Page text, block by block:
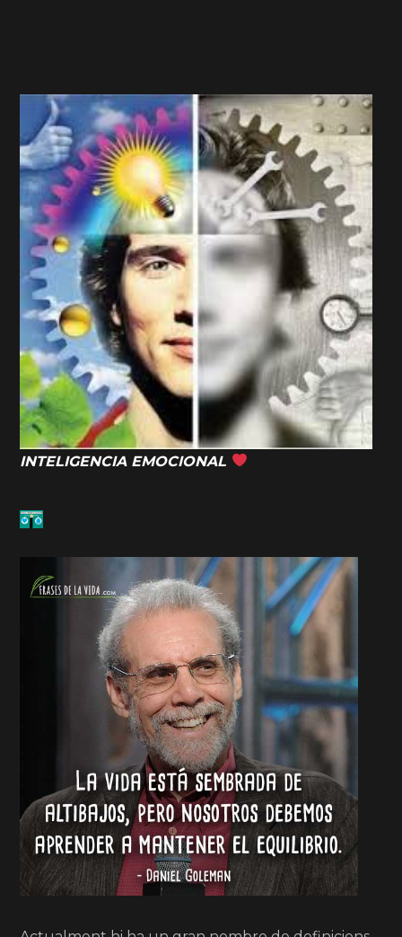
INTELIGENCIA EMOCIONAL